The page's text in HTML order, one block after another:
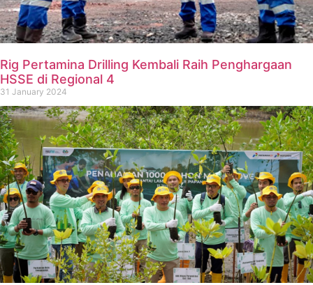
Rig Pertamina Drilling Kembali Raih Penghargaan
HSSE di Regional 4
31 January 2024